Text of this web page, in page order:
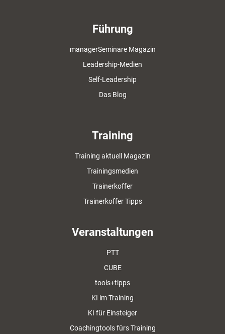
Führung
managerSeminare Magazin
Leadership-Medien
Self-Leadership
Das Blog
Training
Training aktuell Magazin
Trainingsmedien
Trainerkoffer
Trainerkoffer Tipps
Veranstaltungen
PTT
CUBE
tools+tipps
KI im Training
KI für Einsteiger
Coachingtools fürs Training